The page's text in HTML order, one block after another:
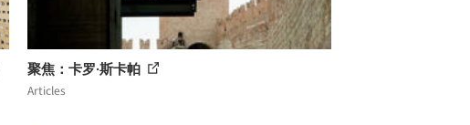
聚焦：卡罗·斯卡帕
Articles